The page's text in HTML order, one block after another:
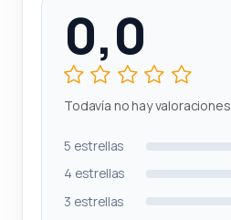
0,0
Todavía no hay valoraciones
5 estrellas
4 estrellas
3 estrellas